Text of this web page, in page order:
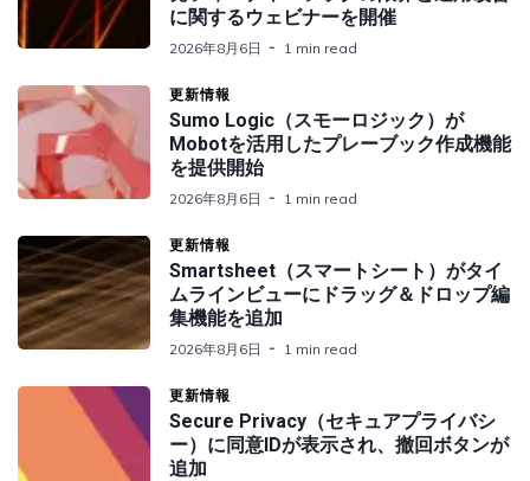
に関するウェビナーを開催
2026年8月6日 1 min read
更新情報
Sumo Logic（スモーロジック）が
Mobotを活用したプレーブック作成機能
を提供開始
2026年8月6日 1 min read
更新情報
Smartsheet（スマートシート）がタイ
ムラインビューにドラッグ＆ドロップ編
集機能を追加
2026年8月6日 1 min read
更新情報
Secure Privacy（セキュアプライバシ
ー）に同意IDが表示され、撤回ボタンが
追加